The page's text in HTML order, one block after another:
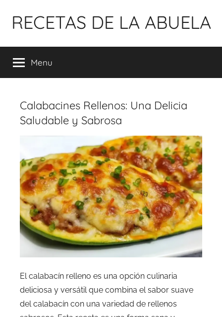
para
conteúdo
RECETAS DE LA ABUELA
Menu
Calabacines Rellenos: Una Delicia
Saludable y Sabrosa
El calabacín relleno es una opción culinaria
deliciosa y versátil que combina el sabor suave
del calabacín con una variedad de rellenos